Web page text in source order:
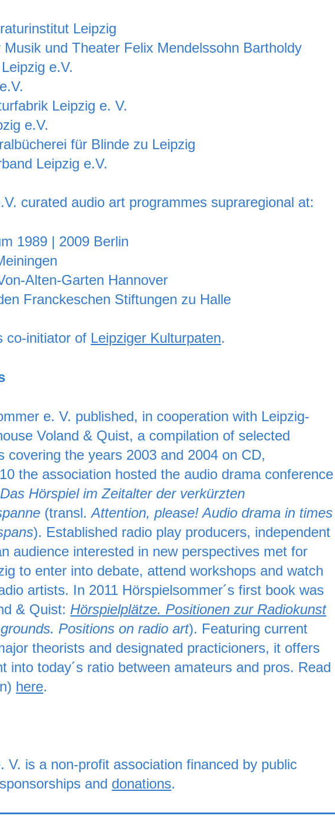
Leipzig
Musik und Theater Felix Mendelssohn Bartholdy
e.V.
Leipzig e. V.
e.V.
für Blinde zu Leipzig
Leipzig e.V.
curated audio art programmes supraregional at:
1989 | 2009 Berlin
Alten-Garten Hannover
Franckeschen Stiftungen zu Halle
co-initiator of Leipziger Kulturpaten.
e. V. published, in cooperation with Leipzig-
Voland & Quist, a compilation of selected
covering the years 2003 and 2004 on CD,
the association hosted the audio drama conference
Hörspiel im Zeitalter der verkürzten
(transl.Attention, please! Audio drama in times
). Established radio play producers, independent
audience interested in new perspectives met for
to enter into debate, attend workshops and watch
artists. In 2011 Hörspielsommer´s first book was
& Quist: Hörspielplätze. Positionen zur Radiokunst
Positions on radio art). Featuring current
theorists and designated practicioners, it offers
into today´s ratio between amateurs and pros. Read
here.
V. is a non-profit association financed by public
and donations.